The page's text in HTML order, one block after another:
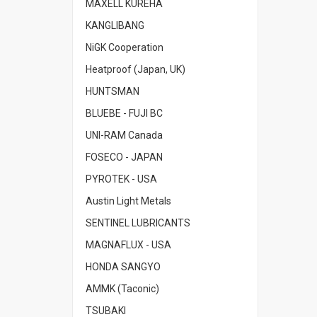
MAXELL KUREHA
KANGLIBANG
NiGK Cooperation
Heatproof (Japan, UK)
HUNTSMAN
BLUEBE - FUJI BC
UNI-RAM Canada
FOSECO - JAPAN
PYROTEK - USA
Austin Light Metals
SENTINEL LUBRICANTS
MAGNAFLUX - USA
HONDA SANGYO
AMMK (Taconic)
TSUBAKI